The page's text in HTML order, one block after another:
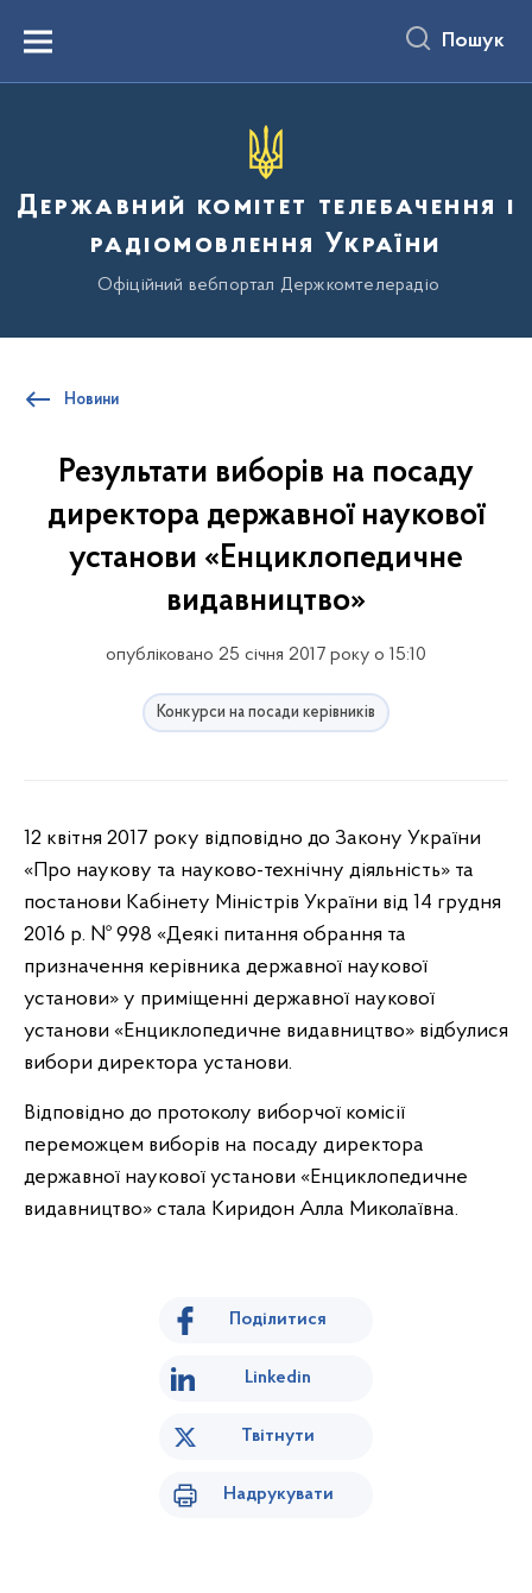
вмістуMenu Пошук
Державний комітет телебачення і
радіомовлення України
Офіційний вебпортал Держкомтелерадіо
Новини
Результати виборів на посаду
директора державної наукової
установи «Енциклопедичне
видавництво»
опубліковано 25 січня 2017 року о 15:10
Конкурси на посади керівників
12 квітня 2017 року відповідно до Закону України
«Про наукову та науково-технічну діяльність» та
постанови Кабінету Міністрів України від 14 грудня
2016 р. № 998 «Деякі питання обрання та
призначення керівника державної наукової
установи» у приміщенні державної наукової
установи «Енциклопедичне видавництво» відбулися
вибори директора установи.
Відповідно до протоколу виборчої комісії
переможцем виборів на посаду директора
державної наукової установи «Енциклопедичне
видавництво» стала Киридон Алла Миколаївна.
Поділитися
Linkedin
Твітнути
Надрукувати